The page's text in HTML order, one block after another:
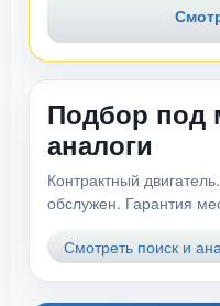
Подбор под
аналоги
Контрактный
обслужен. Гарантия
Смотреть поиск и